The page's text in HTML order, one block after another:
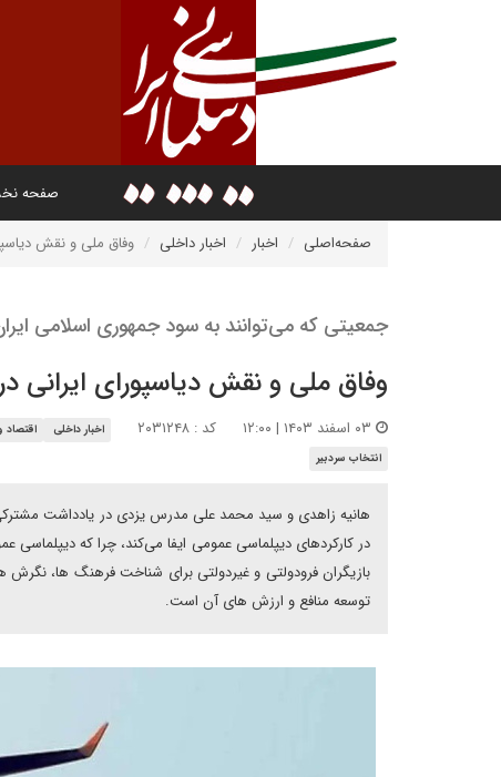
صفحه
صفحه‌اصلی اخبار اخبار داخلی وفاق ملی و نقش
جمعیتی که می‌توانند به سود جمهوری اسلامی
وفاق ملی و نقش دیاسپورای ایرانی
کد : ۲۰۳۱۲۴۸ اخبار داخلی
اقتصاد
انتخاب سردبیر
هانیه زاهدی و سید محمد علی مدرس یزدی در یادداشت
در کارکردهای دیپلماسی عمومی ایفا می‌کند، چرا که
بازیگران فرودولتی و غیردولتی برای شناخت فرهنگ ها، نگرش
توسعه منافع و ارزش های آن است.